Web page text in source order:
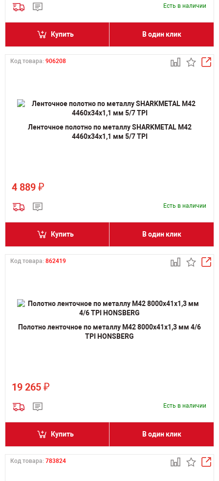
Есть в наличии
Купить В один клик
Код товара: 906208
Ленточное полотно по металлу SHARKMETAL M42
4460х34х1,1 мм 5/7 TPI
4 889 ₽
Есть в наличии
Купить В один клик
Код товара: 862419
Полотно ленточное по металлу M42 8000х41х1,3 мм 4/6
TPI HONSBERG
19 265 ₽
Есть в наличии
Купить В один клик
Код товара: 783824